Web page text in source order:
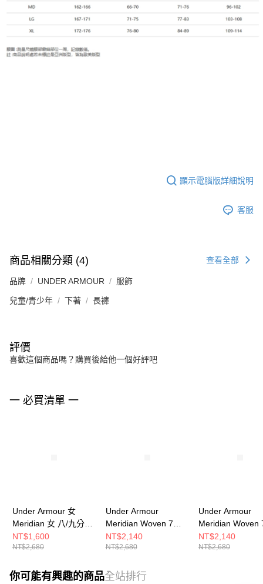
顯示電腦版詳細說明
客服
商品相關分類 (4) 查看全部
品牌 UNDER ARMOUR 服飾
兒童/青少年 下著 長褲
評價
喜歡這個商品嗎？購買後給他一個好評吧
一 必買清單 一
Under Armour 女
Meridian 女 八/九分褲
1382525-044
NT$1,600
NT$2,680
Under Armour
Meridian Woven 7吋
短褲 男 短褲
6009664-001
NT$2,140
NT$2,680
Under Armour
Meridian Woven
短褲 男
NT$2,140
NT$2,680
你可能有興趣的商品全站排行